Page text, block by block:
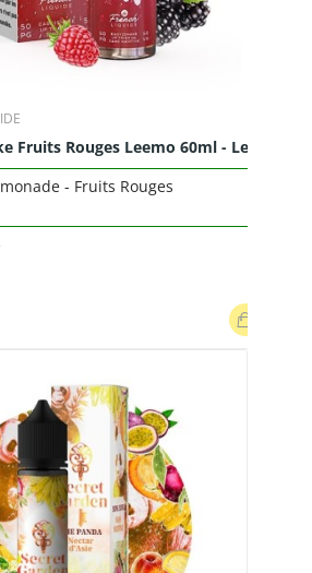
Fruits Rouges Leemo 60ml - Le...
- Fruits Rouges